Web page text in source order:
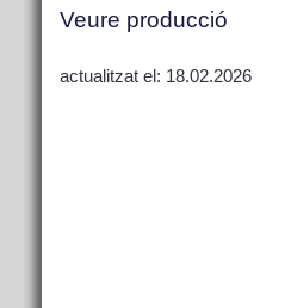
Veure producció
actualitzat el: 18.02.2026